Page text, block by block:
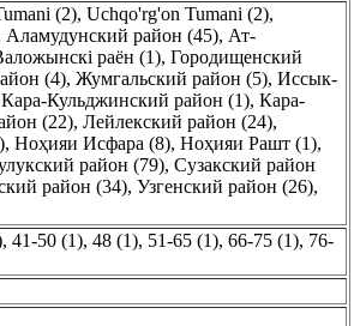
(2), Uchqo'rg'on Tumani (2),
Аламудунский район (45), Ат-
раён (1), Городищенский
(4), Жумгальский район (5), Иссык-
Кара-Кульджинский район (1), Кара-
(22), Лейлекский район (24),
, Ноҳияи Исфара (8), Ноҳияи Рашт (1),
район (79), Сузакский район
район (34), Узгенский район (26),
, 41-50 (1), 48 (1), 51-65 (1), 66-75 (1), 76-